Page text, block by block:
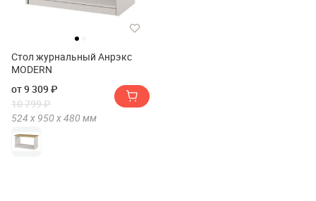
Стол журнальный Анрэкс
MODERN
от 9 309 ₽
10 799 ₽
524 х 950 х480 мм